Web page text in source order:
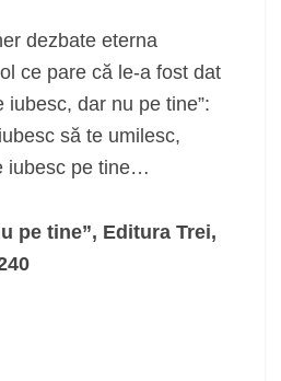
dezbate eterna
ce pare că le-a fost dat
dar nu pe tine”:
să te umilesc,
iubesc pe tine…
pe tine”, Editura Trei,